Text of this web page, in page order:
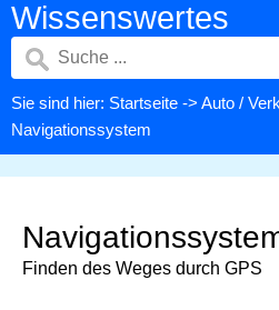
Wissenswertes
Sie sind hier: Startseite -> Auto /
Navigationssystem
Finden des Weges durch GPS